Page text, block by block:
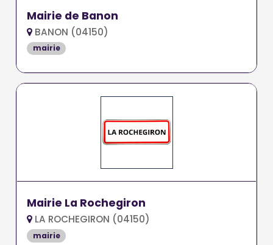
Mairie de Banon
BANON (04150)
mairie
Mairie La Rochegiron
LA ROCHEGIRON (04150)
mairie